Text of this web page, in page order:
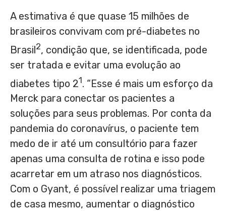
A estimativa é que quase 15 milhões de
brasileiros convivam com pré-diabetes no
Brasil2, condição que, se identificada, pode
ser tratada e evitar uma evolução ao
diabetes tipo 21. “Esse é mais um esforço da
Merck para conectar os pacientes a
soluções para seus problemas. Por conta da
pandemia do coronavírus, o paciente tem
medo de ir até um consultório para fazer
apenas uma consulta de rotina e isso pode
acarretar em um atraso nos diagnósticos.
Com o Gyant, é possível realizar uma triagem
de casa mesmo, aumentar o diagnóstico